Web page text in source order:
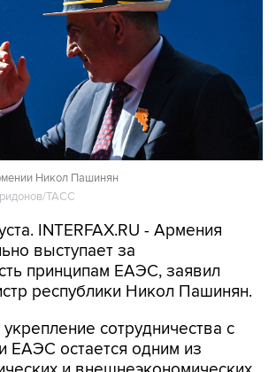
Никол Пашинян
ТАСС
INTERFAX.RU - Армения
выступает за
принципам ЕАЭС, заявил
республики Никол Пашинян.
сотрудничества с
ЕАЭС остается одним из